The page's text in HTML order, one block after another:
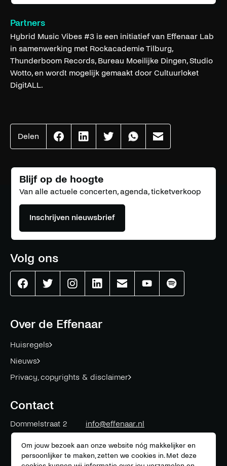
Partners
Hybrid Music Vibes #3 is een initiatief van Effenaar Lab
in samenwerking met Rockacademie Tilburg,
Thunderboom Records, Bureau Moeilijke Dingen, Studio
Wotto, en wordt mogelijk gemaakt door Cultuurloket
DigitALL.
Delen
Effenaar
op
Effenaar
op
Effenaar
op
Effenaar
op
Effenaar
op
Over de Effenaar
Huisregels
Nieuws
Privacy, copyrights & disclaimer
Contact
Dommelstraat 2
5611 CK
info@effenaar.nl
Blijf op de hoogte
Van alle actuele concerten, agenda, ticketverkoop
Inschrijven nieuwsbrief
Volg ons
EffenaarEffenaarEffenaarEffenaarEffenaarEffenaarEffenaar
Om jouw bezoek aan onze website nóg makkelijker en
persoonlijker te maken, zetten we cookies in. Met deze